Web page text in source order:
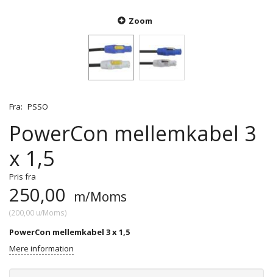
Zoom
Fra: PSSO
PowerCon mellemkabel 3
x 1,5
Pris fra
250,00 m/Moms
(200,00 u/Moms)
PowerCon mellemkabel 3 x 1,5
Mere information